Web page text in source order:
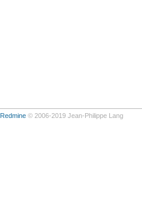
Redmine© 2006-2019 Jean-Philippe Lang